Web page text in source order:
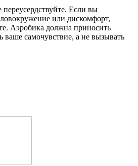
Если вы
или дискомфорт,
Аэробика должна приносить
ваше самочувствие, а не вызывать